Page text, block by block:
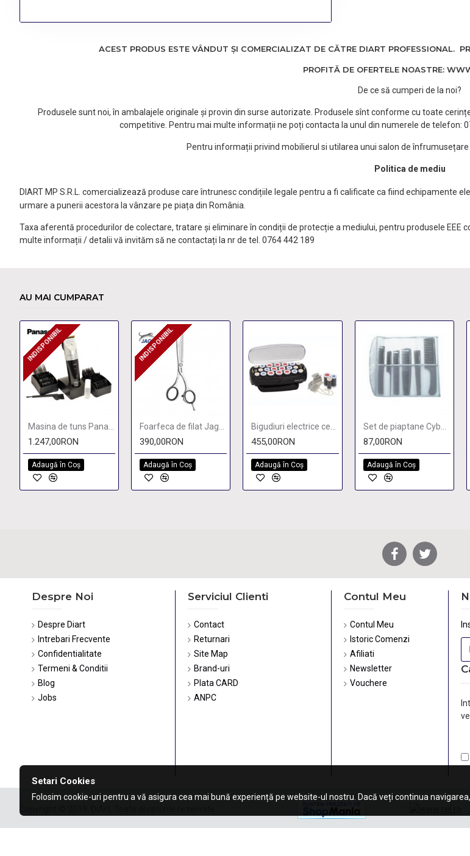
ACEST PRODUS ESTE VÂNDUT ȘI COMERCIALIZAT DE CĂTRE DIART PROFESSIONAL.
PROFITĂ DE OFERTELE NOASTRE:
De ce să cumperi de la noi?
Produsele sunt noi, în ambalajele originale și provin din surse autorizate. Produsele sînt conforme cu toate
competitive. Pentru mai multe informații ne poți contacta la unul din numerele de telefon:
Pentru informații privind mobilierul si utilarea unui salon de
Politica de mediu
DIART MP S.R.L. comercializează produse care întrunesc condițiile legale pentru a fi calificate ca fiind echipamente
urmare a punerii acestora la vânzare pe piața din România.
Taxa aferentă procedurilor de colectare, tratare și eliminare în condiții de protecție a mediului, pentru produsele EEE
multe informații / detalii vă invităm să ne contactați la nr de tel. 0764 442 189
AU MAI CUMPARAT
INDISPONIBIL
INDISPONIBIL
1.247,00RON
Adaugă în Coş
INDISPONIBIL
INDISPONIBIL
390,00RON
Adaugă în Coş
455,00RON
Adaugă în Coş
87,00RON
Adaugă în Coş
Despre Noi
Despre Diart
Intrebari Frecvente
Confidentialitate
Termeni & Conditii
Blog
Jobs
Serviciul Clienti
Contact
Returnari
Site Map
Brand-uri
Plata CARD
ANPC
Contul Meu
Contul Meu
Istoric Comenzi
Afiliati
Newsletter
Vouchere
Setari Cookies
Folosim cookie-uri pentru a vă asigura cea mai bună experiență pe website-ul nostru. Dacă veți continua